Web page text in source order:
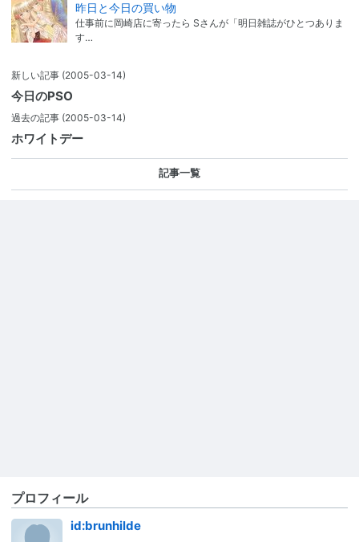
昨日と今日の買い物
仕事前に岡崎店に寄ったら Sさんが「明日雑誌がひとつありま
す…
新しい記事 (2005-03-14)
今日のPSO
過去の記事 (2005-03-14)
ホワイトデー
記事一覧
プロフィール
id:brunhilde